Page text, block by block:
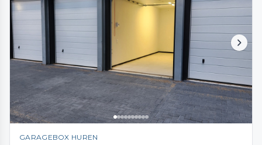
GARAGEBOX HUREN